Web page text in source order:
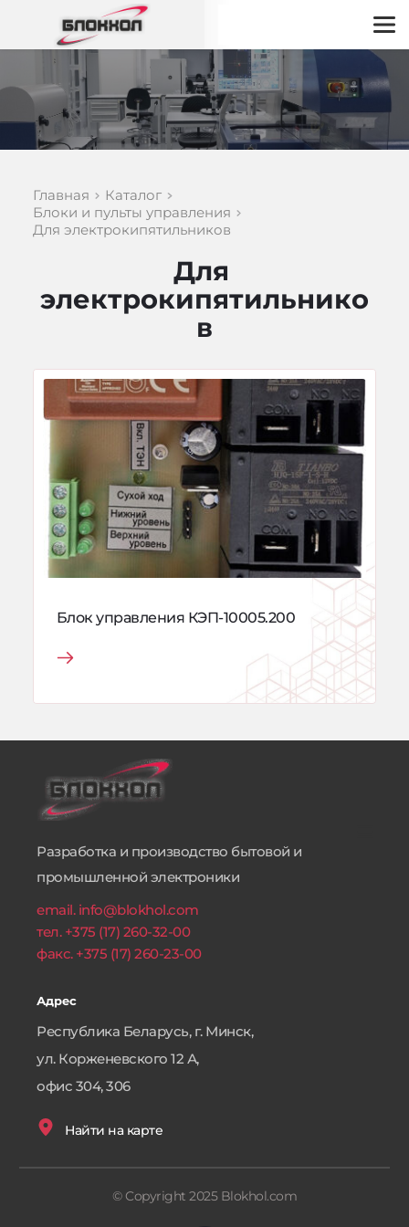
Главная
Каталог
Блоки и пульты управления
Для электрокипятильников
Для
электрокипятильнико
в
Блок управления КЭП-10005.200
Разработка и производство бытовой и
промышленной электроники
email. info@blokhol.com
тел. +375 (17) 260-32-00
факс. +375 (17) 260-23-00
Адрес
Республика Беларусь, г. Минск,
ул. Корженевского 12 А,
офис 304, 306
Найти на карте
© Copyright 2025 Blokhol.com